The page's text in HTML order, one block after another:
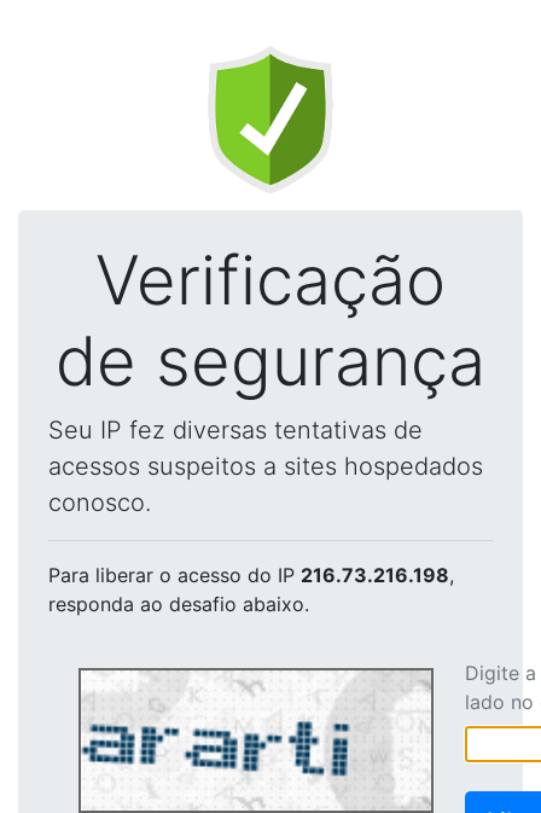
Verificação
de segurança
Seu IP fez diversas tentativas de
acessos suspeitos a sites hospedados
conosco.
Para liberar o acesso do IP 216.73.216.198,
responda ao desafio abaixo.
Digite
lado no